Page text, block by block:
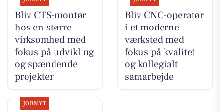
Bliv CTS-montør
hos en større
virksomhed med
fokus på udvikling
og spændende
projekter
Bliv CNC-operatør
i et moderne
værksted med
fokus på kvalitet
og kollegialt
samarbejde
JOBNYT